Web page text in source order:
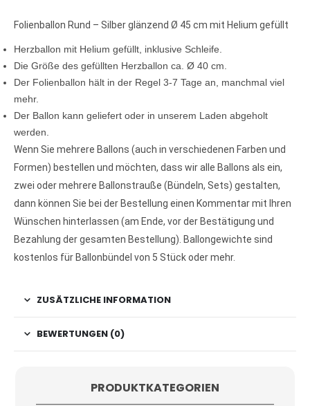
Folienballon Rund – Silber glänzend Ø 45 cm mit Helium gefüllt
Herzballon mit Helium gefüllt, inklusive Schleife.
Die Größe des gefüllten Herzballon ca. Ø 40 cm.
Der Folienballon hält in der Regel 3-7 Tage an, manchmal viel
mehr.
Der Ballon kann geliefert oder in unserem Laden abgeholt
werden.
Wenn Sie mehrere Ballons (auch in verschiedenen Farben und
Formen) bestellen und möchten, dass wir alle Ballons als ein,
zwei oder mehrere Ballonstrauße (Bündeln, Sets) gestalten,
dann können Sie bei der Bestellung einen Kommentar mit Ihren
Wünschen hinterlassen (am Ende, vor der Bestätigung und
Bezahlung der gesamten Bestellung). Ballongewichte sind
kostenlos für Ballonbündel von 5 Stück oder mehr.
ZUSÄTZLICHE INFORMATION
BEWERTUNGEN (0)
PRODUKTKATEGORIEN